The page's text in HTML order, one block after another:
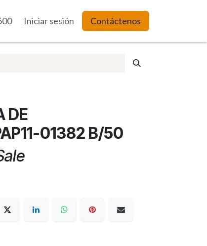
Iniciar sesión Contáctenos
DE
01382 B/50